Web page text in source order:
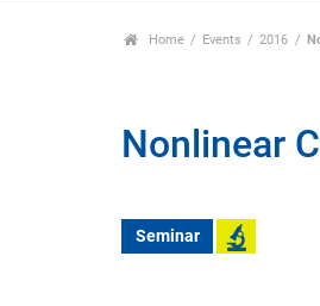
Home Events 2016
Nonlinear
Seminar